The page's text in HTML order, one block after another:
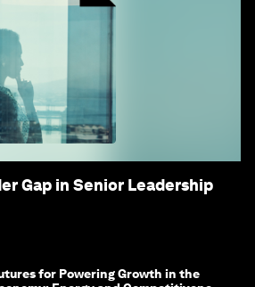
Gap in Senior Leadership
for Powering Growth in the